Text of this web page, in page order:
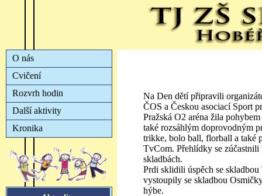
Na Den dětí připravili
ČOS a Českou asociací Sport
Pražská O2 aréna žila
také rozsáhlým doprovodným
trikke, bolo ball, florball a také
TvCom. Přehlídky se zúčastnili
skladbách.
Prdi sklidili úspěch se
vystoupily se skladbou
hýbe.